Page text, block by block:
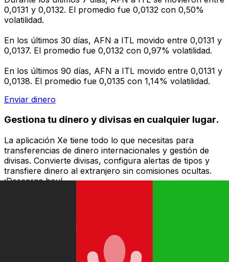
0,0131 y 0,0132. El promedio fue 0,0132 con 0,50%
volatilidad.
En los últimos 30 días, AFN a ITL movido entre 0,0131 y
0,0137. El promedio fue 0,0132 con 0,97% volatilidad.
En los últimos 90 días, AFN a ITL movido entre 0,0131 y
0,0138. El promedio fue 0,0135 con 1,14% volatilidad.
Enviar dinero
Gestiona tu dinero y divisas en cualquier lugar.
La aplicación Xe tiene todo lo que necesitas para
transferencias de dinero internacionales y gestión de
divisas. Convierte divisas, configura alertas de tipos y
transfiere dinero al extranjero sin comisiones ocultas.
¡Descarga hoy!